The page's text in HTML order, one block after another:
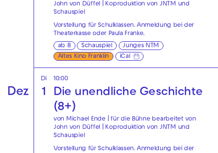
John von Düffel | Koproduktion von JNTM und
Schauspiel
Vorstellung für Schulklassen. Anmeldung bei der
Theaterkasseoder Paula Franke.
ab 8 Schauspiel
Junges NTM
Altes Kino Franklin
iCal
Dez
Di
1
10:00
Die unendliche Geschichte
(8+)
von Michael Ende | für die Bühne bearbeitet von
John von Düffel | Koproduktion von JNTM und
Schauspiel
Vorstellung für Schulklassen. Anmeldung bei der